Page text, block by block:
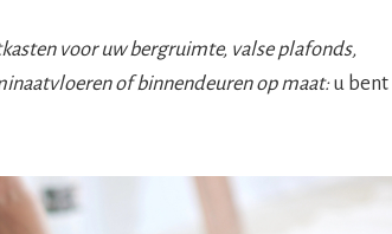
voor uw bergruimte, valse plafonds,
of binnendeuren op maat:u bent